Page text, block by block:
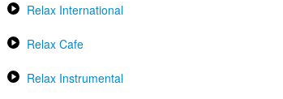
Relax International
Relax Cafe
Relax Instrumental